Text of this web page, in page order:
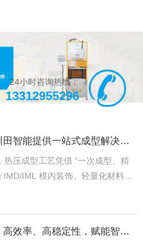
24小时咨询热线：
13312955296
智能提供一站式成型解决方
压成型工艺凭借 “一次成型、精
IML 模内装饰、轻量化材料加
艺。深圳市川田智能装备有限公
效率、高稳定性，赋能智能